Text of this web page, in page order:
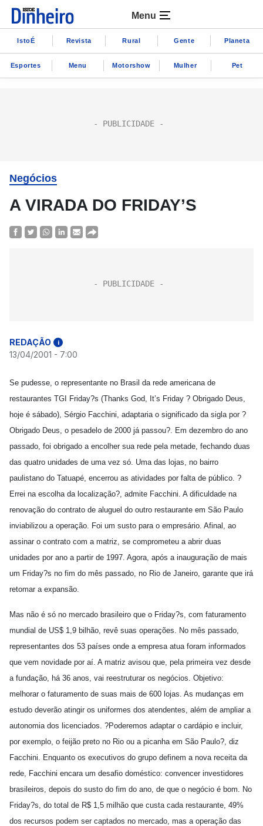
Menu
IstoÉ Revista Rural Gente Planeta
Esportes Menu Motorshow Mulher Pet
Negócios
A VIRADA DO FRIDAY’S
REDAÇÃO i
13/04/2001 - 7:00
Se pudesse, o representante no Brasil da rede americana de
restaurantes TGI Friday?s (Thanks God, It’s Friday ? Obrigado Deus,
hoje é sábado), Sérgio Facchini, adaptaria o significado da sigla por ?
Obrigado Deus, o pesadelo de 2000 já passou?. Em dezembro do ano
passado, foi obrigado a encolher sua rede pela metade, fechando duas
das quatro unidades de uma vez só. Uma das lojas, no bairro
paulistano do Tatuapé, encerrou as atividades por falta de público. ?
Errei na escolha da localização?, admite Facchini. A dificuldade na
renovação do contrato de aluguel do outro restaurante em São Paulo
inviabilizou a operação. Foi um susto para o empresário. Afinal, ao
assinar o contrato com a matriz, se comprometeu a abrir duas
unidades por ano a partir de 1997. Agora, após a inauguração de mais
um Friday?s no fim do mês passado, no Rio de Janeiro, garante que irá
retomar a expansão.
Mas não é só no mercado brasileiro que o Friday?s, com faturamento
mundial de US$ 1,9 bilhão, revê suas operações. No mês passado,
representantes dos 53 países onde a empresa atua foram informados
que vem novidade por aí. A matriz avisou que, pela primeira vez desde
a fundação, há 36 anos, vai reestruturar os negócios. Objetivo:
melhorar o faturamento de suas mais de 600 lojas. As mudanças em
estudo deverão atingir os uniformes dos atendentes, além de ampliar a
autonomia dos licenciados. ?Poderemos adaptar o cardápio e incluir,
por exemplo, o feijão preto no Rio ou a picanha em São Paulo?, diz
Facchini. Enquanto os executivos do grupo definem a nova receita da
rede, Facchini encara um desafio doméstico: convencer investidores
brasileiros, depois do susto do fim do ano, de que o negócio é bom. No
Friday?s, do total de R$ 1,5 milhão que custa cada restaurante, 49%
dos recursos podem ser captados no mercado, mas a operação das